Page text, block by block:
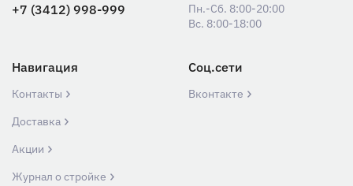
+7 (3412) 998-999
Пн.-Сб. 8:00-20:00
Вс. 8:00-18:00
Навигация
Контакты
Доставка
Акции
Журнал о стройке
Соц.сети
Вконтакте